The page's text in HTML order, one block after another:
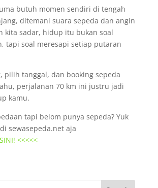
butuh momen sendiri di tengah
ditemani suara sepeda dan angin
kita sadar, hidup itu bukan soal
tapi soal meresapi setiap putaran
pilih tanggal, dan booking sepeda
perjalanan 70 km ini justru jadi
kamu.
tapi belom punya sepeda? Yuk
sewasepeda.net aja
<<<<<